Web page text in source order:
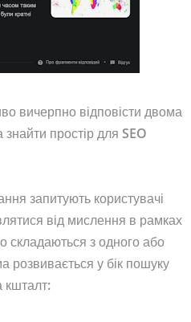
вичерпно відповісти двома
простір для SEO
запитують користувачі
від мислення в рамках
складаються з одного або
розвивається у бік пошуку
кшталт: